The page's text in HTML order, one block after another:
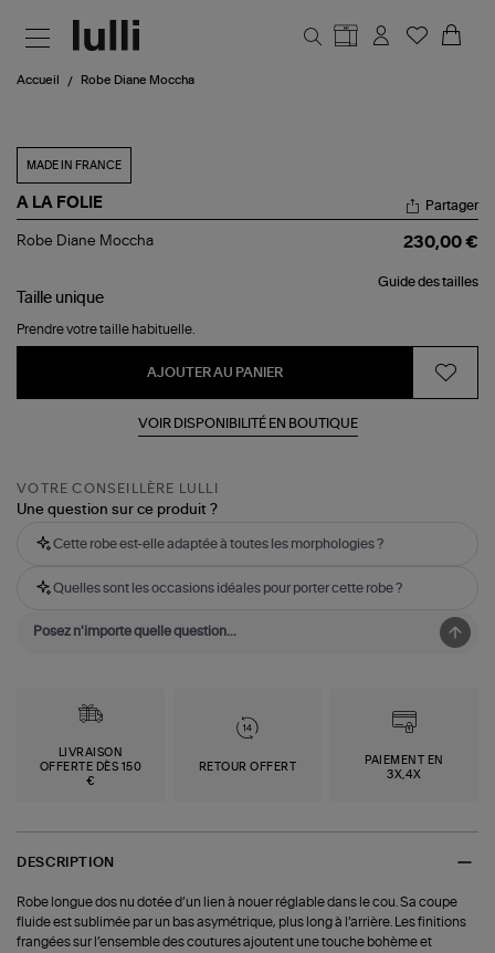
Accueil Robe Diane Moccha
MADE IN FRANCE
A LA FOLIE
Robe
Partager
Robe Diane Moccha 230,00 €
Guide des tailles
Taille unique
Prendre votre taille habituelle.
AJOUTER AU PANIER
VOIR DISPONIBILITÉ EN BOUTIQUE
VOTRE CONSEILLÈRE LULLI
Une question sur ce produit ?
Cette robe est-elle adaptée à toutes les morphologies ?
Quelles sont les occasions idéales pour porter cette robe ?
LIVRAISON
OFFERTE DÈS 150
€
RETOUR OFFERT
PAIEMENT EN
3X,4X
DESCRIPTION
Robe longue dos nu dotée d’un lien à nouer réglable dans le cou. Sa coupe
fluide est sublimée par un bas asymétrique, plus long à l’arrière. Les finitions
frangées sur l’ensemble des coutures ajoutent une touche bohème et